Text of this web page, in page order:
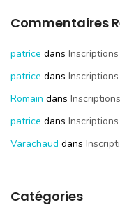
Commentaires
patrice dans
patrice dans
Romain dans
patrice dans
Varachaud dans
Catégories